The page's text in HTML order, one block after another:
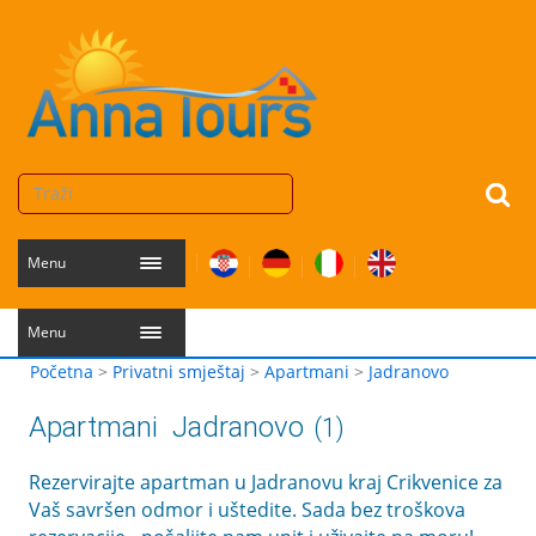
Menu
Menu
Početna > Privatni smještaj > Apartmani > Jadranovo
Apartmani Jadranovo (1)
Rezervirajte apartman u Jadranovu kraj Crikvenice za
Vaš savršen odmor i uštedite. Sada bez troškova